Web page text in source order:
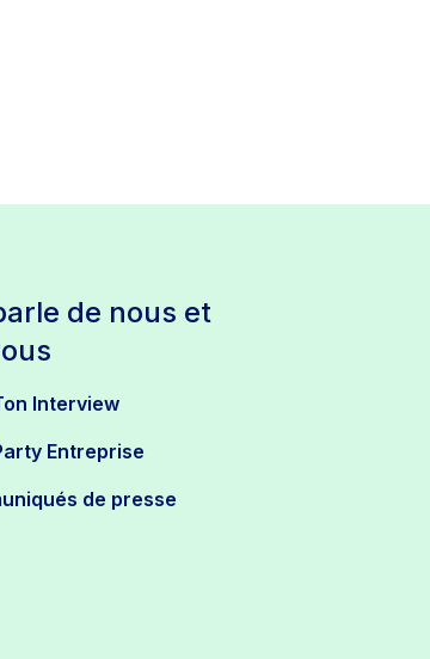
de nous et
Interview
Entreprise
de presse